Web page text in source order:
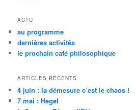
ACTU
au programme
dernières activités
le prochain café philosophique
ARTICLES RÉCENTS
4 juin : la démesure c’est le chaos !
7 mai : Hegel